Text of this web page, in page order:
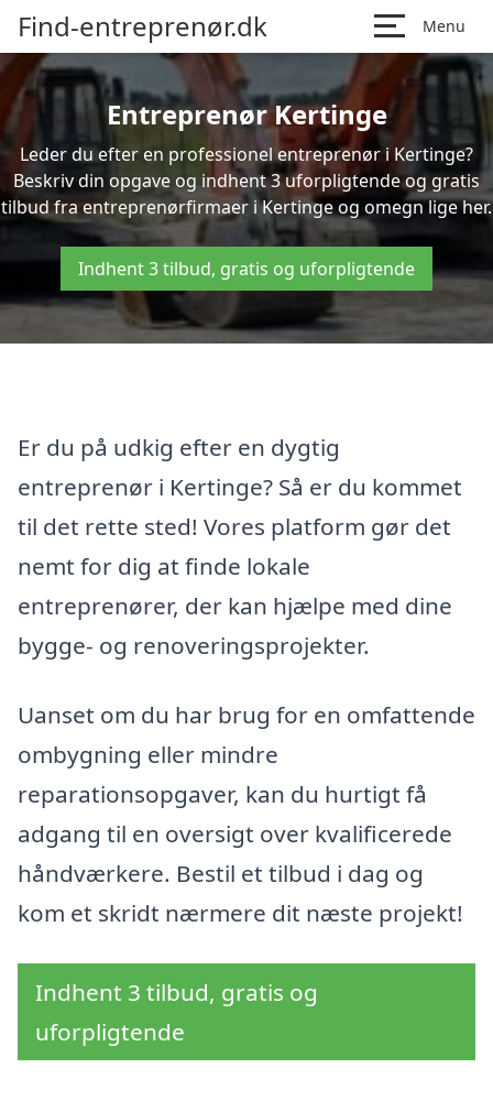
Find-entreprenør.dk Menu
Entreprenør Kertinge
Leder du efter en professionel entreprenør i Kertinge?
Beskriv din opgave og indhent 3 uforpligtende og gratis
tilbud fra entreprenørfirmaer i Kertinge og omegn lige her.
Indhent 3 tilbud, gratis og uforpligtende
Er du på udkig efter en dygtig
entreprenør i Kertinge? Så er du kommet
til det rette sted! Vores platform gør det
nemt for dig at finde lokale
entreprenører, der kan hjælpe med dine
bygge- og renoveringsprojekter.
Uanset om du har brug for en omfattende
ombygning eller mindre
reparationsopgaver, kan du hurtigt få
adgang til en oversigt over kvalificerede
håndværkere. Bestil et tilbud i dag og
kom et skridt nærmere dit næste projekt!
Indhent 3 tilbud, gratis og
uforpligtende